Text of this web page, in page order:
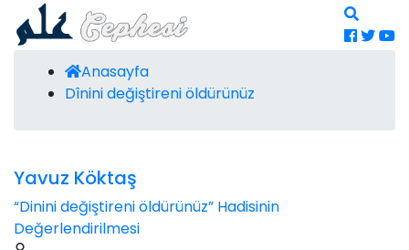
Anasayfa
Dînini değiştireni öldürünüz
Yavuz Köktaş
“Dinini değiştireni öldürünüz” Hadisinin
Değerlendirilmesi